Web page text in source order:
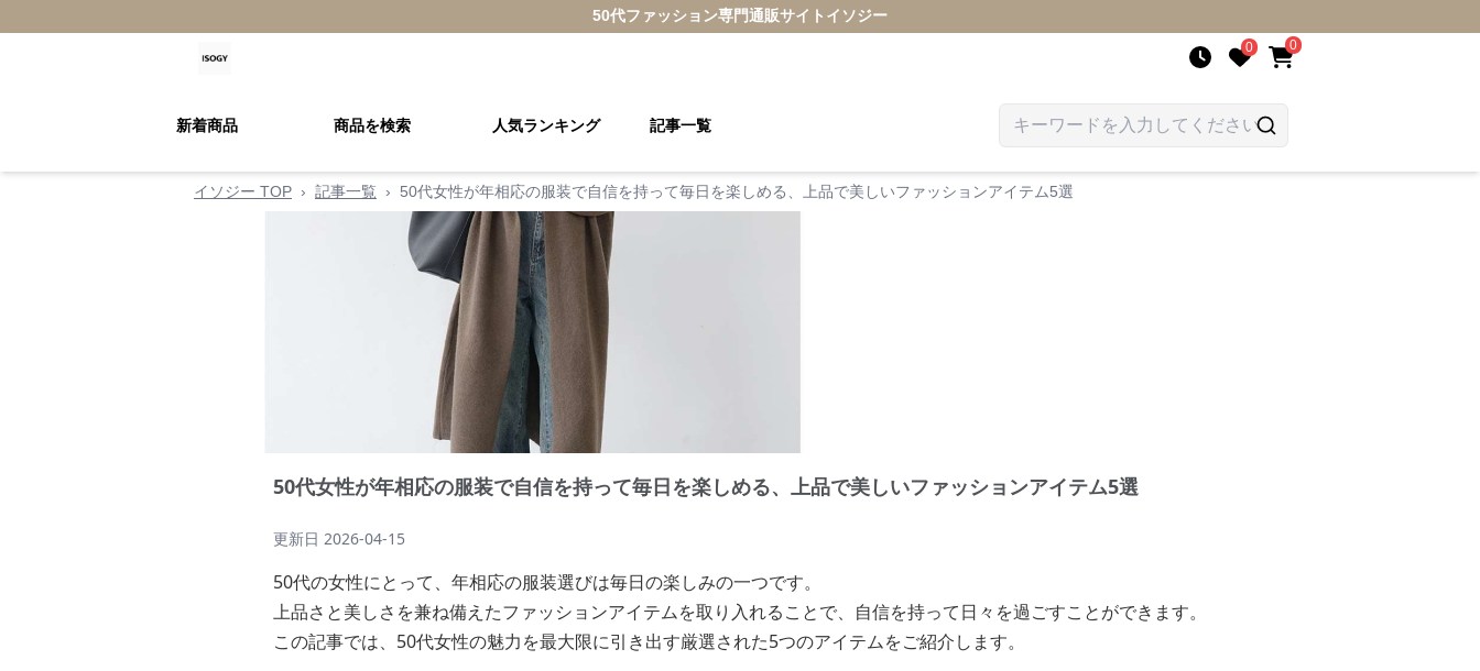
50代ファッション専門通販サイト イソジー
0 0
新着商品 商品を検索 人気ランキング 記事一覧
イソジー TOP › 記事一覧 › 50代女性が年相応の服装で自信を持って毎日を楽しめる、上品で美しいファッションアイテム5選
50代女性が年相応の服装で自信を持って毎日を楽しめる、上品で美しいファッションアイテム5選
更新日 2026-04-15
50代の女性にとって、年相応の服装選びは毎日の楽しみの一つです。
上品さと美しさを兼ね備えたファッションアイテムを取り入れることで、自信を持って日々を過ごすことができます。
この記事では、50代女性の魅力を最大限に引き出す厳選された5つのアイテムをご紹介します。